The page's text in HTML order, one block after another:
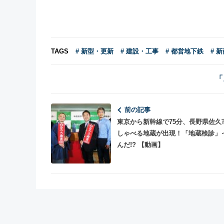
TAGS # 新型・更新 # 建設・工事 # 都営地下鉄 # 新
前の記事
東京から新幹線で75分、長野県佐久
しゃべる地蔵が出現！「地蔵検診」
んだ!? 【動画】